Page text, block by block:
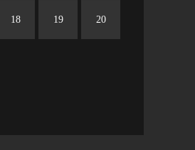
18 19 20